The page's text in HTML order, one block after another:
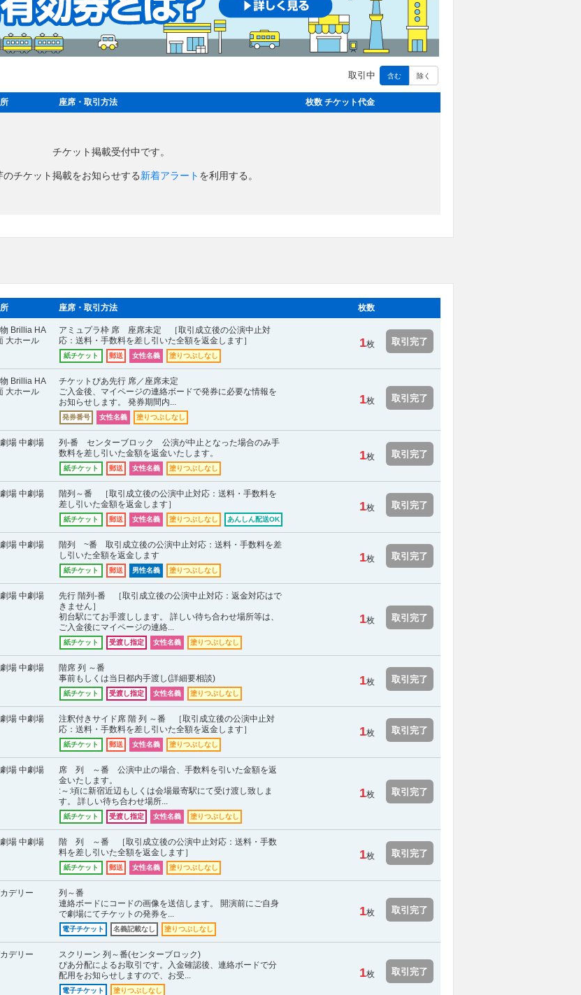
取引中 含む 除く
座席・取引方法 枚数 チケット代金
チケット掲載受付中です。
のチケット掲載をお知らせする新着アラート を利用する。
座席・取引方法 枚数
Brillia HA
大ホール
アミュプラ枠 席 座席未定 ［取引成立後の公演中止対
応：送料・手数料を差し引いた全額を返金します］
紙チケット 郵送 女性名義 塗りつぶしなし
1枚 取引完了
Brillia HA
大ホール
チケットぴあ先行 席／座席未定
ご入金後、マイページの連絡ボードで発券に必要な情報を
お知らせします。 発券期間内...
発券番号 女性名義 塗りつぶしなし
1枚 取引完了
場 中劇場
列-番 センターブロック 公演が中止となった場合のみ手
数料を差し引いた金額を返金いたします。
紙チケット 郵送 女性名義 塗りつぶしなし
1枚 取引完了
場 中劇場
階列～番 ［取引成立後の公演中止対応：送料・手数料を
差し引いた金額を返金します］
紙チケット 郵送 女性名義 塗りつぶしなし あんしん配送OK
1枚 取引完了
場 中劇場
階列 ~番 取引成立後の公演中止対応：送料・手数料を差
し引いた全額を返金します
紙チケット 郵送 男性名義 塗りつぶしなし
1枚 取引完了
場 中劇場
先行 階列-番 ［取引成立後の公演中止対応：返金対応はで
きません］
初台駅にてお手渡しします。 詳しい待ち合わせ場所等は、
ご入金後にマイページの連絡...
紙チケット 受渡し指定 女性名義 塗りつぶしなし
1枚 取引完了
場 中劇場
階席 列 ～番
事前もしくは当日都内手渡し(詳細要相談)
紙チケット 受渡し指定 女性名義 塗りつぶしなし
1枚 取引完了
場 中劇場
注釈付きサイド席 階 列 ～番 ［取引成立後の公演中止対
応：送料・手数料を差し引いた全額を返金します］
紙チケット 郵送 女性名義 塗りつぶしなし
1枚 取引完了
場 中劇場
席 列 ～番 公演中止の場合、手数料を引いた金額を返
金いたします。
:～:頃に新宿近辺もしくは会場最寄駅にて受け渡し致しま
す。 詳しい待ち合わせ場所...
紙チケット 受渡し指定 女性名義 塗りつぶしなし
1枚 取引完了
場 中劇場
階 列 ～番 ［取引成立後の公演中止対応：送料・手数
料を差し引いた全額を返金します］
紙チケット 郵送 女性名義 塗りつぶしなし
1枚 取引完了
デリー
列～番
連絡ボードにコードの画像を送信します。 開演前にご自身
で劇場にてチケットの発券を...
電子チケット 名義記載なし 塗りつぶしなし
1枚 取引完了
デリー
スクリーン 列～番(センターブロック)
ぴあ分配によるお取引です。入金確認後、連絡ボードで分
配用をお知らせしますので、お受...
電子チケット 塗りつぶしなし
1枚 取引完了